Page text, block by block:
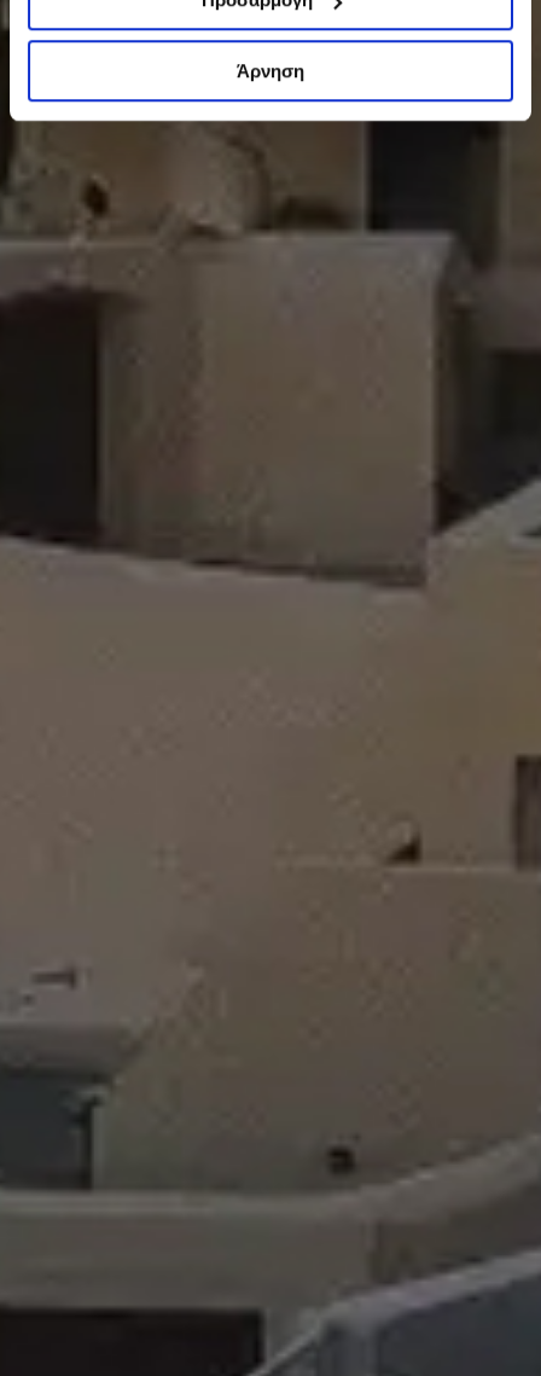
Άρνηση